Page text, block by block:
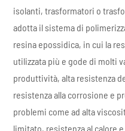
isolanti, trasformatori o
adotta il sistema di
resina epossidica, in cui la
utilizzata più e gode di molti
produttività, alta resistenza
resistenza alla corrosione e
problemi come ad alta
limitato, resistenza al calore